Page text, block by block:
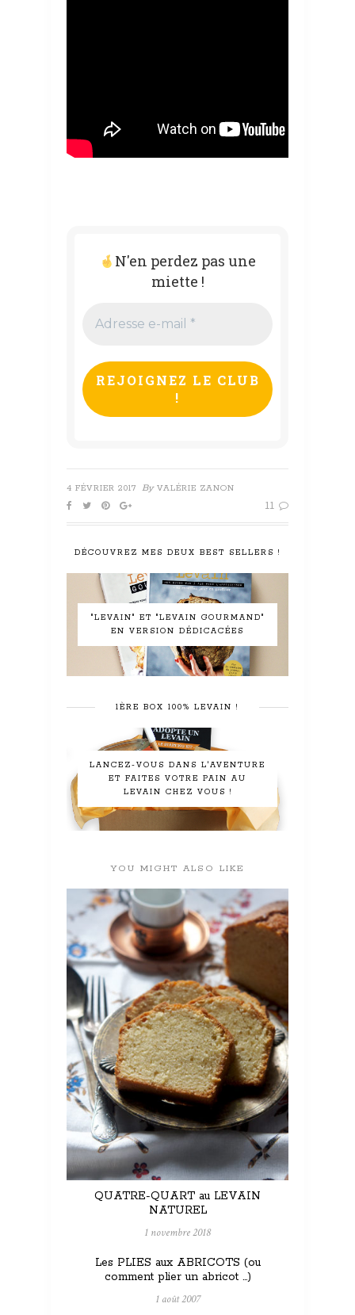
N'en perdez pas une
miette !
e-
*
4 FÉVRIER 2017 By VALÉRIE ZANON
11
DÉCOUVREZ MES DEUX BEST SELLERS !
"LEVAIN" ET "LEVAIN GOURMAND"
EN VERSION DÉDICACÉES
1ÈRE BOX 100% LEVAIN !
LANCEZ-VOUS DANS L'AVENTURE
ET FAITES VOTRE PAIN AU
LEVAIN CHEZ VOUS !
YOU MIGHT ALSO LIKE
QUATRE-QUART au LEVAIN
NATUREL
1 novembre 2018
Les PLIES aux ABRICOTS (ou
comment plier un abricot …)
1 août 2007